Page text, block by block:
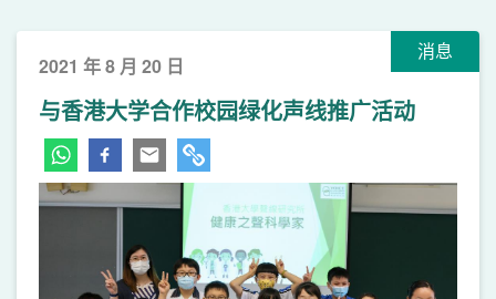
消息
2021 年 8 月 20 日
与香港大学合作校园绿化声线推广活动